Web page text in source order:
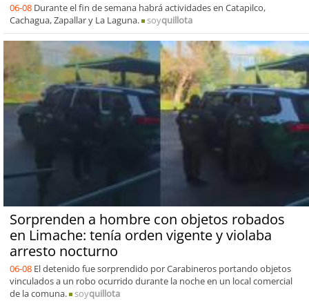
06-08 Durante el fin de semana habrá actividades en Catapilco,
Cachagua, Zapallar y La Laguna.
soyquillota
Sorprenden a hombre con objetos robados
en Limache: tenía orden vigente y violaba
arresto nocturno
06-08 El detenido fue sorprendido por Carabineros portando objetos
vinculados a un robo ocurrido durante la noche en un local comercial
de la comuna.
soyquillota